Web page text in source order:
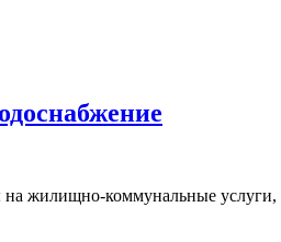
жилищно-коммунальные